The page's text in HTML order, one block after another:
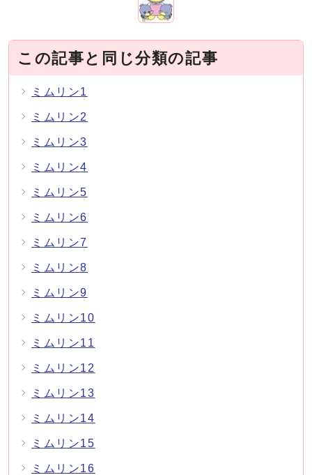
この記事と同じ分類の記事
ミムリン1
ミムリン2
ミムリン3
ミムリン4
ミムリン5
ミムリン6
ミムリン7
ミムリン8
ミムリン9
ミムリン10
ミムリン11
ミムリン12
ミムリン13
ミムリン14
ミムリン15
ミムリン16